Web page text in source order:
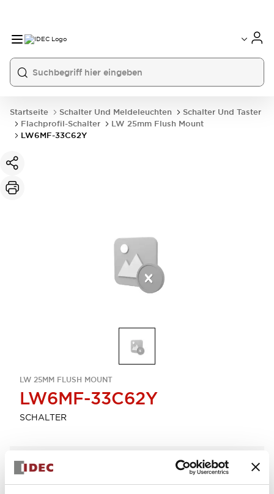
Startseite Schalter Und Meldeleuchten
Schalter Und Taster
Flachprofil-Schalter
LW 25mm Flush Mount
LW6MF-33C62Y
LW 25MM FLUSH MOUNT
LW6MF-33C62Y
SCHALTER
Menge auswählen
zum Zitat hinzufügen